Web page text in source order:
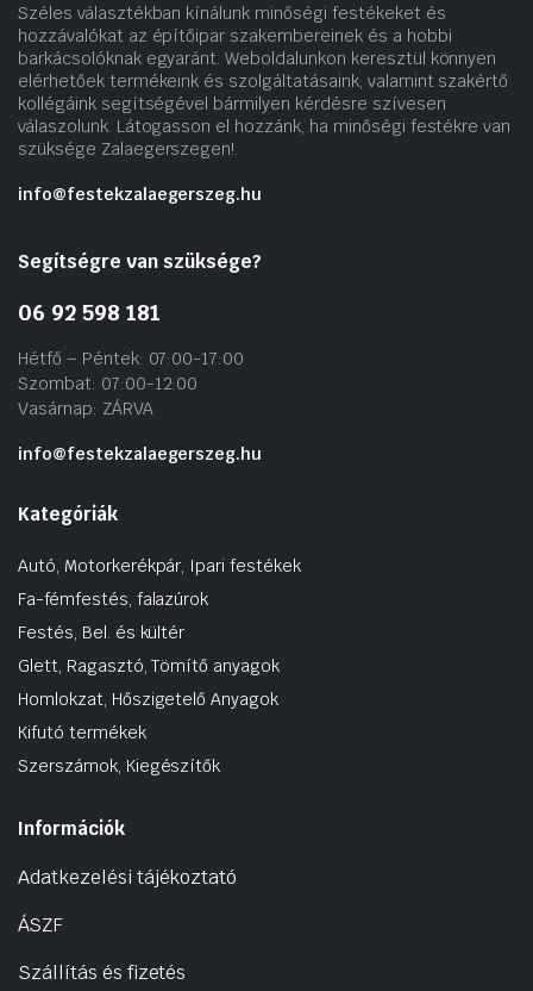
Széles választékban kínálunk minőségi festékeket és
hozzávalókat az építőipar szakembereinek és a hobbi
barkácsolóknak egyaránt. Weboldalunkon keresztül könnyen
elérhetőek termékeink és szolgáltatásaink, valamint szakértő
kollégáink segítségével bármilyen kérdésre szívesen
válaszolunk. Látogasson el hozzánk, ha minőségi festékre van
szüksége Zalaegerszegen!.
info@festekzalaegerszeg.hu
Segítségre van szüksége?
06 92 598 181
Hétfő – Péntek: 07:00-17:00
Szombat: 07:00-12:00
Vasárnap: ZÁRVA
info@festekzalaegerszeg.hu
Kategóriák
Autó, Motorkerékpár, Ipari festékek
Fa-fémfestés, falazúrok
Festés, Bel. és kültér
Glett, Ragasztó, Tömítő anyagok
Homlokzat, Hőszigetelő Anyagok
Kifutó termékek
Szerszámok, Kiegészítők
Információk
Adatkezelési tájékoztató
ÁSZF
Szállítás és fizetés